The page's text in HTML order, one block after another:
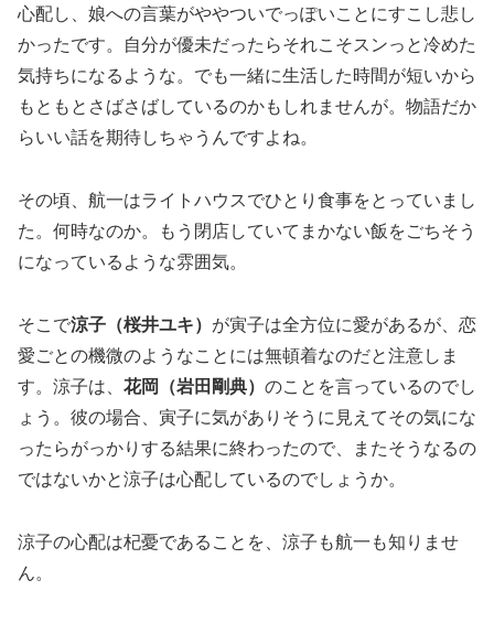
心配し、娘への言葉がややついでっぽいことにすこし悲し
かったです。自分が優未だったらそれこそスンっと冷めた
気持ちになるような。でも一緒に生活した時間が短いから
もともとさばさばしているのかもしれませんが。物語だか
らいい話を期待しちゃうんですよね。
その頃、航一はライトハウスでひとり食事をとっていまし
た。何時なのか。もう閉店していてまかない飯をごちそう
になっているような雰囲気。
そこで涼子（桜井ユキ） が寅子は全方位に愛があるが、恋
愛ごとの機微のようなことには無頓着なのだと注意しま
す。涼子は、 花岡（岩田剛典） のことを言っているのでし
ょう。彼の場合、寅子に気がありそうに見えてその気にな
ったらがっかりする結果に終わったので、またそうなるの
ではないかと涼子は心配しているのでしょうか。
涼子の心配は杞憂であることを、涼子も航一も知りませ
ん。